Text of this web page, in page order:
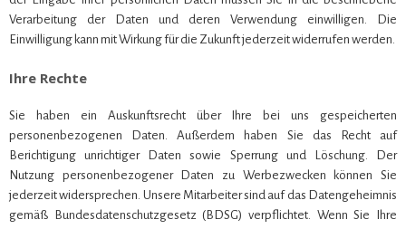
Verarbeitung der Daten und deren Verwendung einwilligen. Die
Einwilligung kann mit Wirkung für die Zukunft jederzeit widerrufen werden.
Ihre Rechte
Sie haben ein Auskunftsrecht über Ihre bei uns gespeicherten
personenbezogenen Daten. Außerdem haben Sie das Recht auf
Berichtigung unrichtiger Daten sowie Sperrung und Löschung. Der
Nutzung personenbezogener Daten zu Werbezwecken können Sie
jederzeit widersprechen. Unsere Mitarbeiter sind auf das Datengeheimnis
gemäß Bundesdatenschutzgesetz (BDSG) verpflichtet. Wenn Sie Ihre